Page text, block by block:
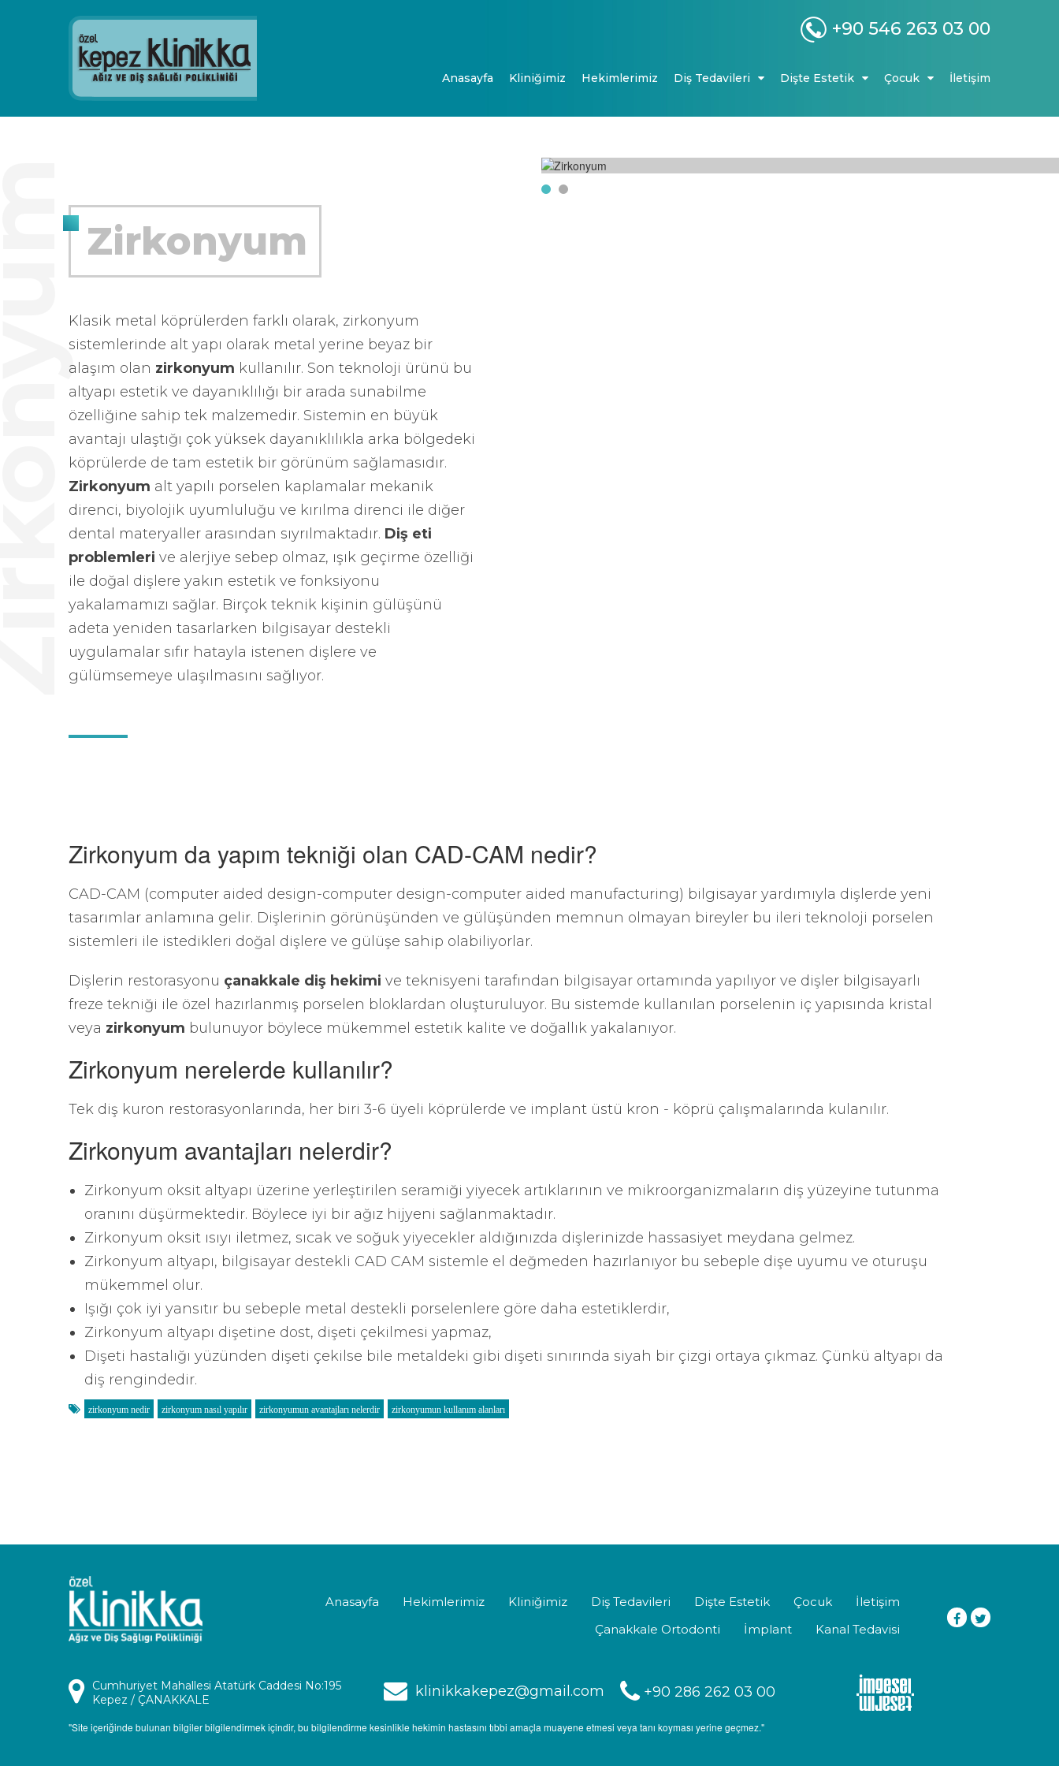
+90 546 263 03 00
Anasayfa Kliniğimiz Hekimlerimiz Diş Tedavileri Dişte Estetik Çocuk İletişim
Zirkonyum
Klasik metal köprülerden farklı olarak, zirkonyum
sistemlerinde alt yapı olarak metal yerine beyaz bir
alaşım olan zirkonyum kullanılır. Son teknoloji ürünü bu
altyapı estetik ve dayanıklılığı bir arada sunabilme
özelliğine sahip tek malzemedir. Sistemin en büyük
avantajı ulaştığı çok yüksek dayanıklılıkla arka bölgedeki
köprülerde de tam estetik bir görünüm sağlamasıdır.
Zirkonyum alt yapılı porselen kaplamalar mekanik
direnci, biyolojik uyumluluğu ve kırılma direnci ile diğer
dental materyaller arasından sıyrılmaktadır. Diş eti
problemleri ve alerjiye sebep olmaz, ışık geçirme özelliği
ile doğal dişlere yakın estetik ve fonksiyonu
yakalamamızı sağlar. Birçok teknik kişinin gülüşünü
adeta yeniden tasarlarken bilgisayar destekli
uygulamalar sıfır hatayla istenen dişlere ve
gülümsemeye ulaşılmasını sağlıyor.
Zirkonyum da yapım tekniği olan CAD-CAM nedir?
CAD-CAM (computer aided design-computer design-computer aided manufacturing) bilgisayar yardımıyla dişlerde yeni
tasarımlar anlamına gelir. Dişlerinin görünüşünden ve gülüşünden memnun olmayan bireyler bu ileri teknoloji porselen
sistemleri ile istedikleri doğal dişlere ve gülüşe sahip olabiliyorlar.
Dişlerin restorasyonu çanakkale diş hekimi ve teknisyeni tarafından bilgisayar ortamında yapılıyor ve dişler bilgisayarlı
freze tekniği ile özel hazırlanmış porselen bloklardan oluşturuluyor. Bu sistemde kullanılan porselenin iç yapısında kristal
veya zirkonyum bulunuyor böylece mükemmel estetik kalite ve doğallık yakalanıyor.
Zirkonyum nerelerde kullanılır?
Tek diş kuron restorasyonlarında, her biri 3-6 üyeli köprülerde ve implant üstü kron - köprü çalışmalarında kulanılır.
Zirkonyum avantajları nelerdir?
Zirkonyum oksit altyapı üzerine yerleştirilen seramiği yiyecek artıklarının ve mikroorganizmaların diş yüzeyine tutunma
oranını düşürmektedir. Böylece iyi bir ağız hijyeni sağlanmaktadır.
Zirkonyum oksit ısıyı iletmez, sıcak ve soğuk yiyecekler aldığınızda dişlerinizde hassasiyet meydana gelmez.
Zirkonyum altyapı, bilgisayar destekli CAD CAM sistemle el değmeden hazırlanıyor bu sebeple dişe uyumu ve oturuşu
mükemmel olur.
Işığı çok iyi yansıtır bu sebeple metal destekli porselenlere göre daha estetiklerdir,
Zirkonyum altyapı dişetine dost, dişeti çekilmesi yapmaz,
Dişeti hastalığı yüzünden dişeti çekilse bile metaldeki gibi dişeti sınırında siyah bir çizgi ortaya çıkmaz. Çünkü altyapı da
diş rengindedir.
zirkonyum nedir zirkonyum nasıl yapılır zirkonyumun avantajları nelerdir zirkonyumun kullanım alanları
Anasayfa Hekimlerimiz Kliniğimiz Diş Tedavileri Dişte Estetik Çocuk
İletişim
Çanakkale Ortodonti
İmplant Kanal Tedavisi
Cumhuriyet Mahallesi Atatürk Caddesi No:195
Kepez / ÇANAKKALE
klinikkakepez@gmail.com +90 286 262 03 00
"Site içeriğinde bulunan bilgiler bilgilendirmek içindir, bu bilgilendirme kesinlikle hekimin hastasını tıbbi amaçla muayene etmesi veya tanı koyması yerine geçmez."